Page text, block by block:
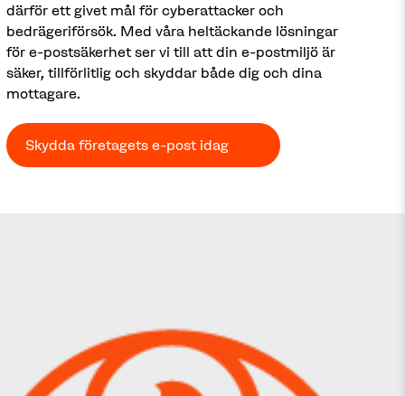
därför ett givet mål för cyberattacker och
bedrägeriförsök. Med våra heltäckande lösningar
för e-postsäkerhet ser vi till att din e-postmiljö är
säker, tillförlitlig och skyddar både dig och dina
mottagare.
Skydda företagets e-post idag